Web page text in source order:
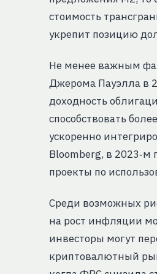
стоимость
укрепит позицию
Не менее важным
Джерома Пауэлла в
доходность
способствовать
ускоренно
Bloomberg, в 2023‑м
проекты по
Среди возможных
на рост инфляции
инвесторы могут
криптовалютный